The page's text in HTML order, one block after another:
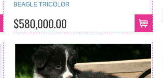
BEAGLE TRICOLOR
$580,000.00